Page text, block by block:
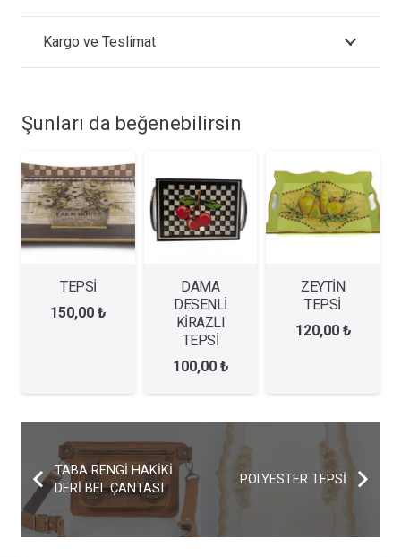
Kargo ve Teslimat
Şunları da beğenebilirsin
TEPSİ
150,00₺
DAMA
DESENLİ
KİRAZLI
TEPSİ
100,00 ₺
ZEYTİN
TEPSİ
120,00 ₺
TABA RENGİ HAKİKİ
DERİ BEL ÇANTASI
POLYESTER TEPSİ